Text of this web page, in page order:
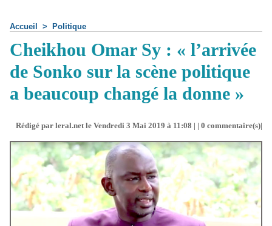
Accueil > Politique
Cheikhou Omar Sy : « l’arrivée
de Sonko sur la scène politique
a beaucoup changé la donne »
Rédigé par leral.net le Vendredi 3 Mai 2019 à 11:08 | | 0 commentaire(s)|